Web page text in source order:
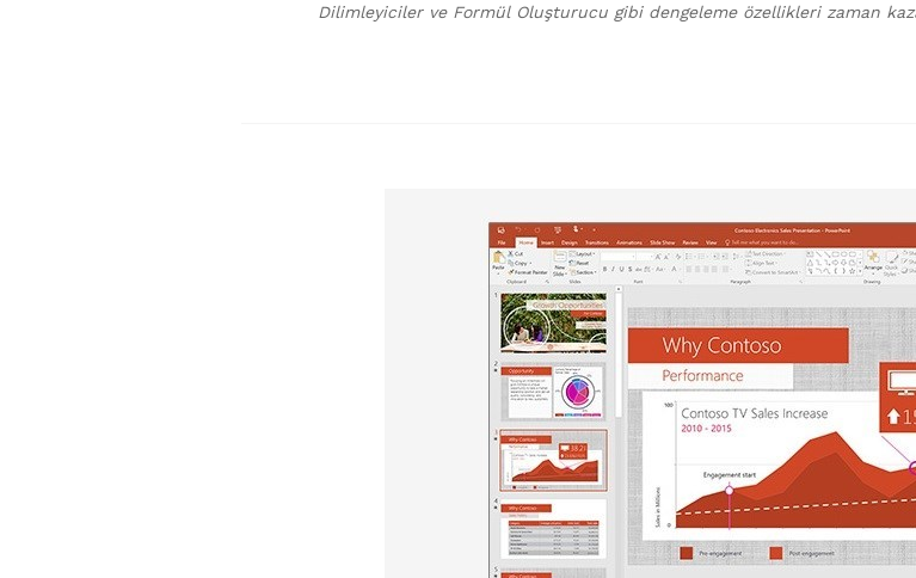
Dilimleyiciler ve Formül Oluşturucu gibi dengeleme özellikleri zaman